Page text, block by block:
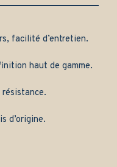
facilité d’entretien.
haut de gamme.
d’origine.